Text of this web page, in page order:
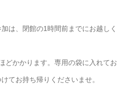
は、閉館の1時間前までにお越しく
どかかります。専用の袋に入れてお
てお持ち帰りくださいませ。